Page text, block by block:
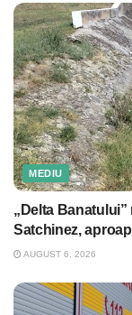
MEDIU
„Delta
Satchinez,
AUGUST 6, 2026